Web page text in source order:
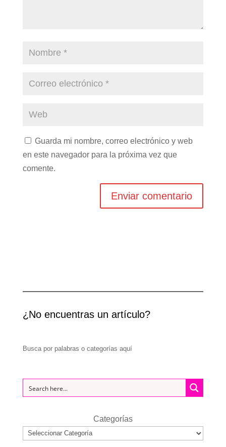
Guarda mi nombre, correo electrónico y web
en este navegador para la próxima vez que
comente.
¿No encuentras un artículo?
Busca por palabras o categorías aquí
Categorías